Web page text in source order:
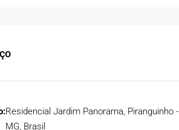
Residencial Jardim Panorama, Piranguinho -
MG, Brasil